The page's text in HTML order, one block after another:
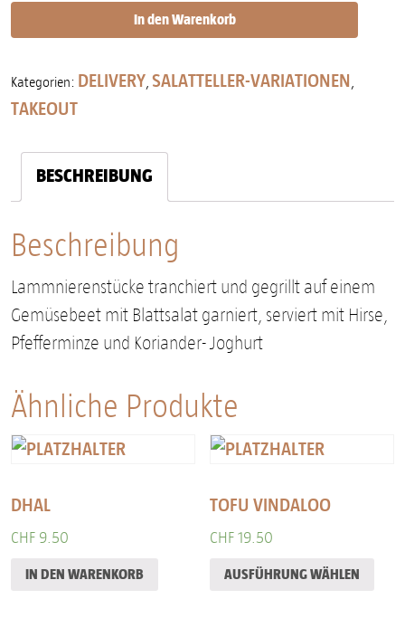
In den Warenkorb
Kategorien: DELIVERY SALATTELLER-VARIATIONEN
TAKEOUT
BESCHREIBUNG
Beschreibung
Lammnierenstücke tranchiert und gegrillt auf einem
Gemüsebeet mit Blattsalat garniert, serviert mit Hirse,
Pfefferminze und Koriander- Joghurt
Ähnliche Produkte
DHAL
CHF 9.50
IN DEN WARENKORB
TOFU VINDALOO
CHF19.50
AUSFÜHRUNG WÄHLEN